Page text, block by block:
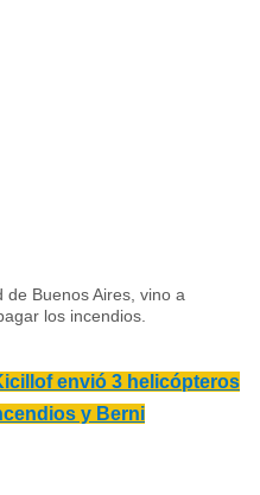
Buenos Aires, vino a
los incendios.
envió 3 helicópteros
y Berni